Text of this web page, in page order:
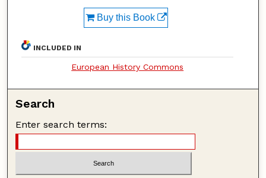
Buy this Book
INCLUDED IN
European History Commons
Search
Enter search terms: